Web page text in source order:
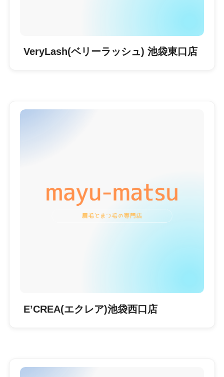
VeryLash(ベリーラッシュ) 池袋東口店
E’CREA(エクレア)池袋西口店